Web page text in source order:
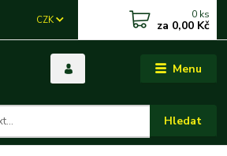
Menu
CZK
Hledat
0 ks
za 0,00 Kč